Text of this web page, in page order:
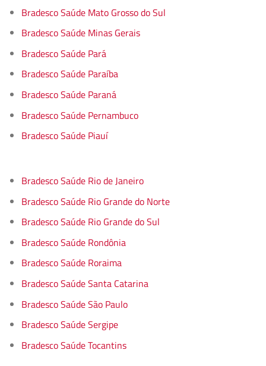
Bradesco Saúde Mato Grosso do Sul
Bradesco Saúde Minas Gerais
Bradesco Saúde Pará
Bradesco Saúde Paraíba
Bradesco Saúde Paraná
Bradesco Saúde Pernambuco
Bradesco Saúde Piauí
Bradesco Saúde Rio de Janeiro
Bradesco Saúde Rio Grande do Norte
Bradesco Saúde Rio Grande do Sul
Bradesco Saúde Rondônia
Bradesco Saúde Roraima
Bradesco Saúde Santa Catarina
Bradesco Saúde São Paulo
Bradesco Saúde Sergipe
Bradesco Saúde Tocantins